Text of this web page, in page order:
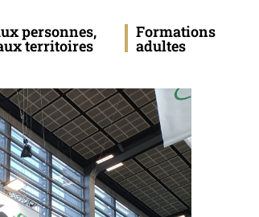
personnes,
territoires
Formations
adultes